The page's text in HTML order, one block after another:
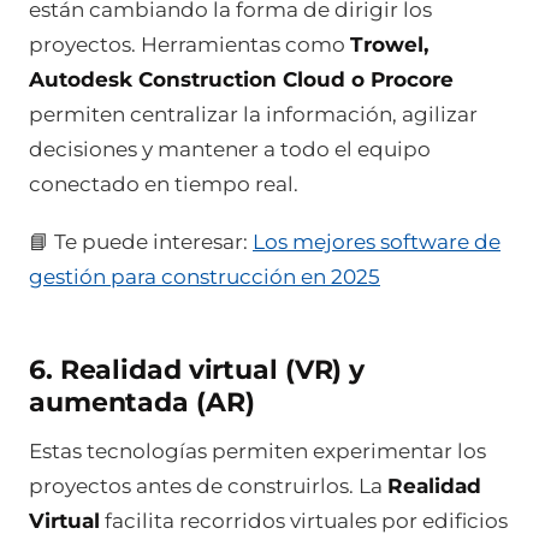
están cambiando la forma de dirigir los
proyectos. Herramientas como Trowel,
Autodesk Construction Cloud o Procore
permiten centralizar la información, agilizar
decisiones y mantener a todo el equipo
conectado en tiempo real.
📘 Te puede interesar: Los mejores software de
gestión para construcción en 2025
6. Realidad virtual (VR) y
aumentada (AR)
Estas tecnologías permiten experimentar los
proyectos antes de construirlos. La Realidad
Virtual facilita recorridos virtuales por edificios